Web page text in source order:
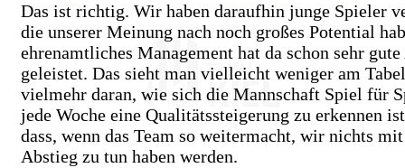
Das ist richtig. Wir haben daraufhin junge Spieler
die unserer Meinung nach noch großes Potential
ehrenamtliches Management hat da schon sehr
geleistet. Das sieht man vielleicht weniger am
vielmehr daran, wie sich die Mannschaft Spiel für
jede Woche eine Qualitätssteigerung zu erkennen
dass, wenn das Team so weitermacht, wir nichts
Abstieg zu tun haben werden.